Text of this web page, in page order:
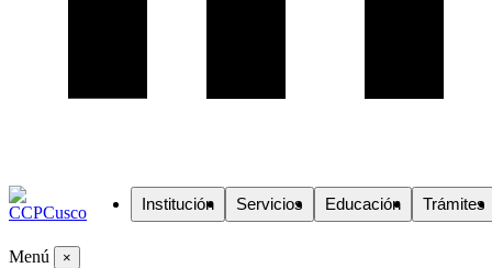
Institución Servicios Educación Trámites
Menú ×